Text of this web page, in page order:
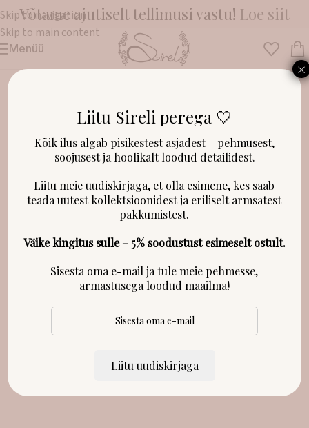
Skip to navigation
Skip to main content
Võtame ajutiselt tellimusi vastu! Loe siit
Menüü
Esileht/Riided Kleidid, püksid ja dressipluusid
LAOST OTSAS!
Liitu Sireli perega 🤍
Kõik ilus algab pisikestest asjadest – pehmusest,
soojusest ja hoolikalt loodud detailidest.
Liitu meie uudiskirjaga, et olla esimene, kes saab
teada uutest kollektsioonidest ja eriliselt armsatest
pakkumistest.
Väike kingitus sulle – 5% soodustust esimeselt ostult.
Sisesta oma e-mail ja tule meie pehmesse,
armastusega loodud maailma!
Liitu uudiskirjaga
×